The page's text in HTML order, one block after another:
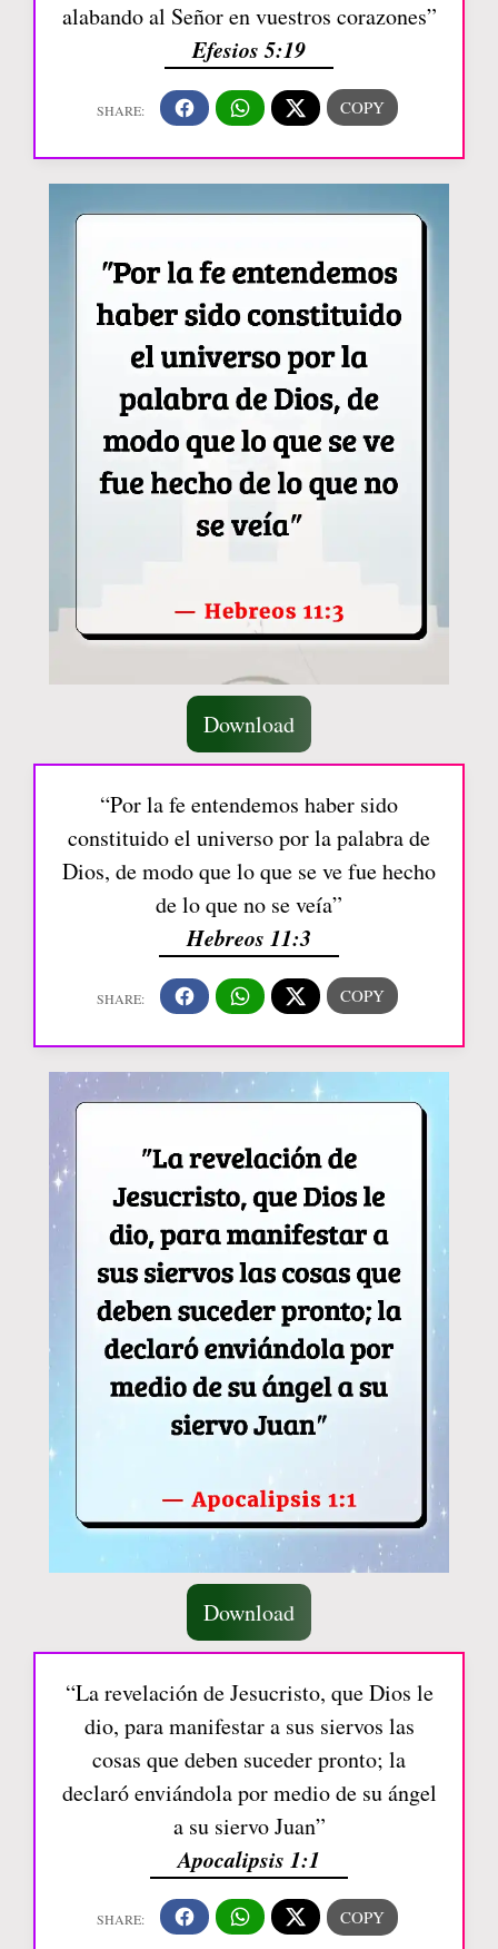
alabando al Señor en vuestros corazones”
Efesios 5:19
Download
“Por la fe entendemos haber sido
constituido el universo por la palabra de
Dios, de modo que lo que se ve fue hecho
de lo que no se veía”
Hebreos 11:3
Download
“La revelación de Jesucristo, que Dios le
dio, para manifestar a sus siervos las
cosas que deben suceder pronto; la
declaró enviándola por medio de su ángel
a su siervo Juan”
Apocalipsis 1:1